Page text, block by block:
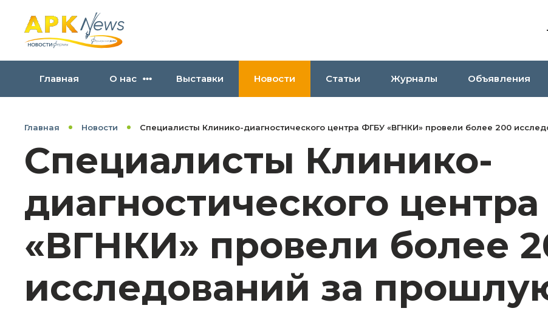
Главная О нас Выставки Новости Статьи Журналы Объявления
Главная Новости Специалисты Клинико-диагностического центра ФГБУ «ВГНКИ» провели более 200
Специалисты Клинико-
диагностического
«ВГНКИ» провели более
исследований за